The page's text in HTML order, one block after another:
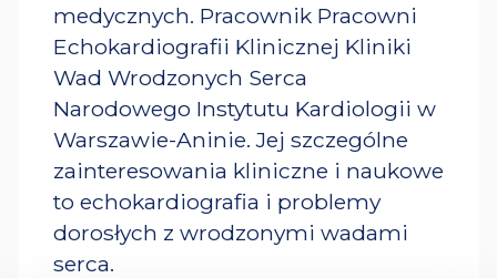
medycznych. Pracownik Pracowni
Echokardiografii Klinicznej Kliniki
Wad Wrodzonych Serca
Narodowego Instytutu Kardiologii w
Warszawie-Aninie. Jej szczególne
zainteresowania kliniczne i naukowe
to echokardiografia i problemy
dorosłych z wrodzonymi wadami
serca.